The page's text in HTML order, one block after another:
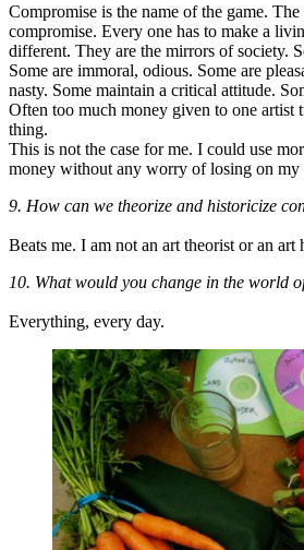
Compromise is the name of the game.
compromise. Every one has to make a
different. They are the mirrors of society.
Some are immoral, odious. Some are
nasty. Some maintain a critical attitude.
Often too much money given to one artist
thing.
This is not the case for me. I could use
money without any worry of losing on my
9. How can we theorize and historicize
Beats me. I am not an art theorist or an art
10. What would you change in the world
Everything, every day.